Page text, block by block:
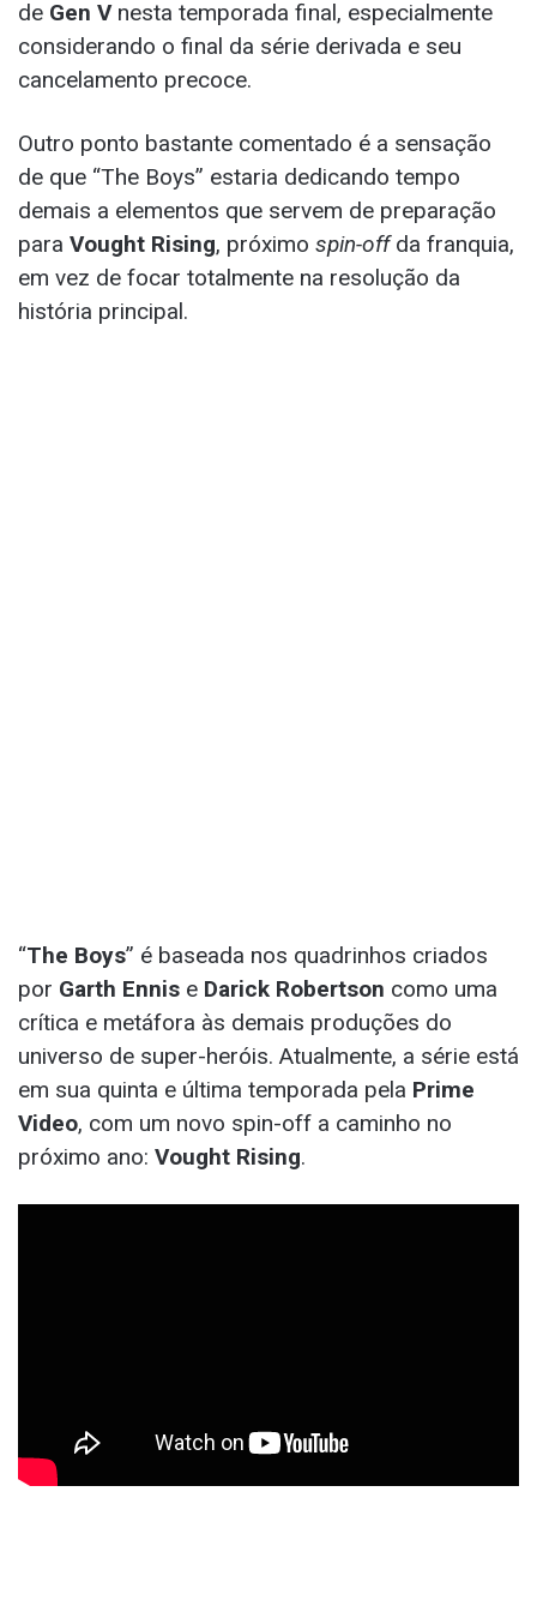
de Gen V nesta temporada final, especialmente
considerando o final da série derivada e seu
cancelamento precoce.
Outro ponto bastante comentado é a sensação
de que “The Boys” estaria dedicando tempo
demais a elementos que servem de preparação
para Vought Rising, próximo spin-offda franquia,
em vez de focar totalmente na resolução da
história principal.
“The Boys” é baseada nos quadrinhos criados
por Garth Ennis e Darick Robertson como uma
crítica e metáfora às demais produções do
universo de super-heróis. Atualmente, a série está
em sua quinta e última temporada pela Prime
Video, com um novo spin-off a caminho no
próximo ano: Vought Rising.